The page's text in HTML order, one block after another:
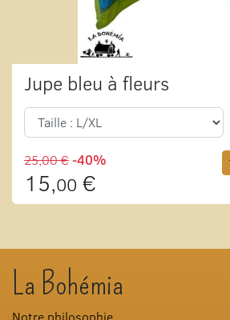
Jupe bleu à fleurs
25,00 €-40%
15,00 €
La Bohémia
Notre philosophie